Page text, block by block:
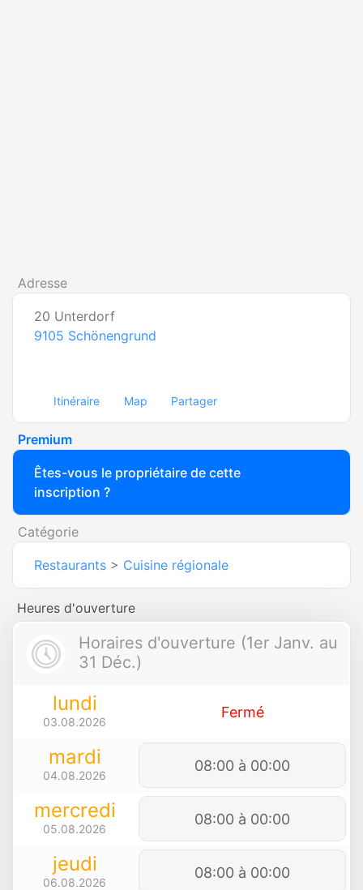
Adresse
20 Unterdorf
9105 Schönengrund
Itinéraire Map Partager
Premium
Êtes-vous le propriétaire de cette
inscription ?
Catégorie
Restaurants > Cuisine régionale
Heures d'ouverture
Horaires d'ouverture (1er Janv. au
31 Déc.)
lundi
03.08.2026
Fermé
mardi
04.08.2026
08:00 à 00:00
mercredi
05.08.2026
08:00 à 00:00
jeudi
06.08.2026
08:00 à 00:00